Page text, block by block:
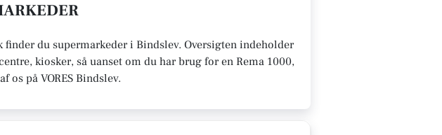
du supermarkeder i Bindslev. Oversigten indeholder
kiosker, så uanset om du har brug for en Rema 1000,
os på VORES Bindslev.